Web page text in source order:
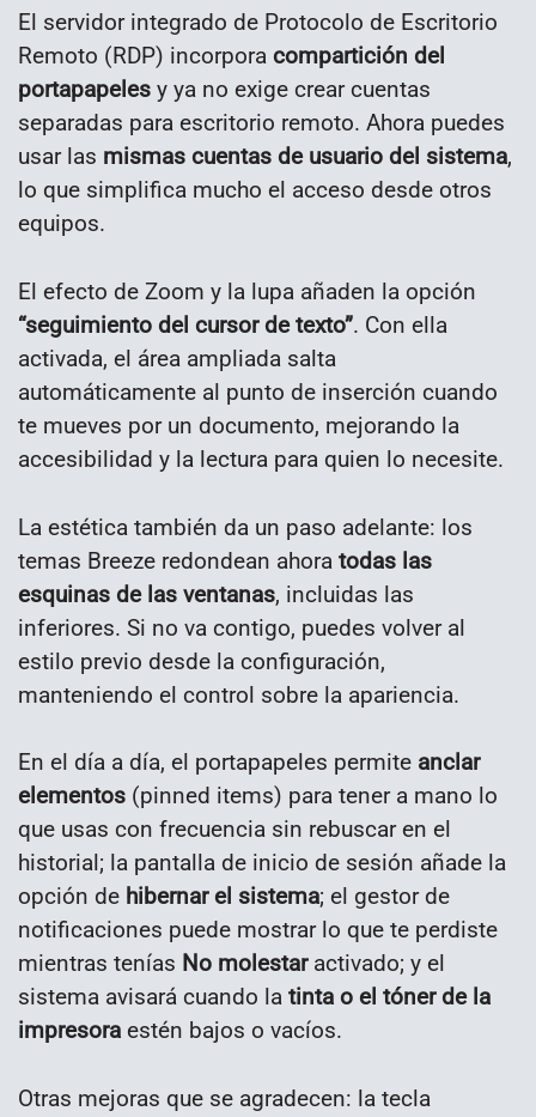
El servidor integrado de Protocolo de Escritorio
Remoto (RDP) incorpora compartición del
portapapeles y ya no exige crear cuentas
separadas para escritorio remoto. Ahora puedes
usar las mismas cuentas de usuario del sistema,
lo que simplifica mucho el acceso desde otros
equipos.
El efecto de Zoom y la lupa añaden la opción
“seguimiento del cursor de texto”. Con ella
activada, el área ampliada salta
automáticamente al punto de inserción cuando
te mueves por un documento, mejorando la
accesibilidad y la lectura para quien lo necesite.
La estética también da un paso adelante: los
temas Breeze redondean ahora todas las
esquinas de las ventanas, incluidas las
inferiores. Si no va contigo, puedes volver al
estilo previo desde la configuración,
manteniendo el control sobre la apariencia.
En el día a día, el portapapeles permite anclar
elementos (pinned items) para tener a mano lo
que usas con frecuencia sin rebuscar en el
historial; la pantalla de inicio de sesión añade la
opción de hibernar el sistema; el gestor de
notificaciones puede mostrar lo que te perdiste
mientras tenías No molestaractivado; y el
sistema avisará cuando la tinta o el tóner de la
impresora estén bajos o vacíos.
Otras mejoras que se agradecen: la tecla